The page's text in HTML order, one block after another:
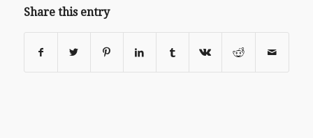
Share this entry